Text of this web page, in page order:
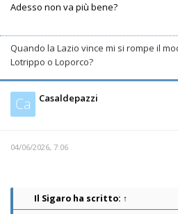
Adesso non va più bene?
Quando la Lazio vince mi si rompe il
Lotrippo o Loporco?
Ca Casaldepazzi
04/06/2026, 7:06
Il Sigaro ha scritto: ↑